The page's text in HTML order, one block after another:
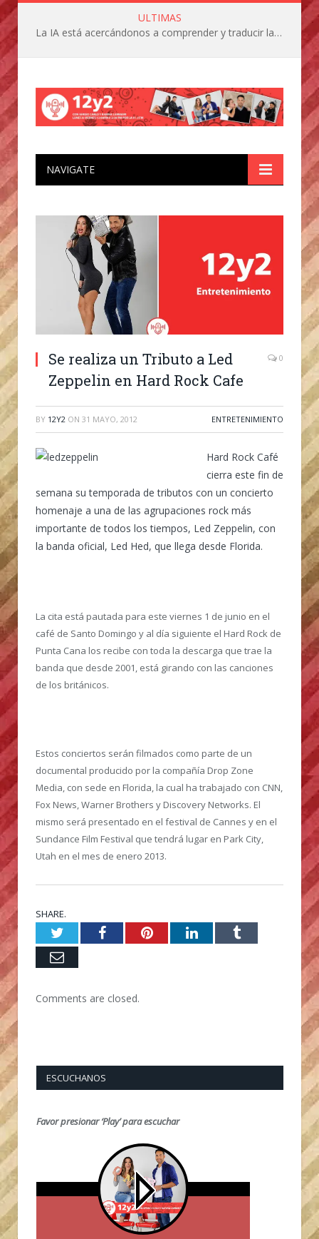
ULTIMAS
La IA está acercándonos a comprender y traducir las vocalizaciones y comportamientos de nuestras mascotas
NAVIGATE
Se realiza un Tributo a Led
Zeppelin en Hard Rock Cafe
0
BY 12Y2 ON 31 MAYO, 2012 ENTRETENIMIENTO
Hard Rock Café
cierra este fin de
semana su temporada de tributos con un concierto
homenaje a una de las agrupaciones rock más
importante de todos los tiempos, Led Zeppelin, con
la banda oficial, Led Hed, que llega desde Florida.
La cita está pautada para este viernes 1 de junio en el
café de Santo Domingo y al día siguiente el Hard Rock de
Punta Cana los recibe con toda la descarga que trae la
banda que desde 2001, está girando con las canciones
de los británicos.
Estos conciertos serán filmados como parte de un
documental producido por la compañía Drop Zone
Media, con sede en Florida, la cual ha trabajado con CNN,
Fox News, Warner Brothers y Discovery Networks. El
mismo será presentado en el festival de Cannes y en el
Sundance Film Festival que tendrá lugar en Park City,
Utah en el mes de enero 2013.
SHARE.
TwitterFacebookPinterestLinkedInTumblr
Email
Comments are closed.
ESCUCHANOS
Favor presionar ‘Play’ para escuchar